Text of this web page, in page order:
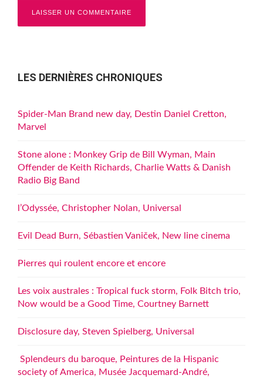
LES DERNIÈRES CHRONIQUES
Spider-Man Brand new day, Destin Daniel Cretton,
Marvel
Stone alone : Monkey Grip de Bill Wyman, Main
Offender de Keith Richards, Charlie Watts & Danish
Radio Big Band
l’Odyssée, Christopher Nolan, Universal
Evil Dead Burn, Sébastien Vaniček, New line cinema
Pierres qui roulent encore et encore
Les voix australes : Tropical fuck storm, Folk Bitch trio,
Now would be a Good Time, Courtney Barnett
Disclosure day, Steven Spielberg, Universal
Splendeurs du baroque, Peintures de la Hispanic
society of America, Musée Jacquemard-André,